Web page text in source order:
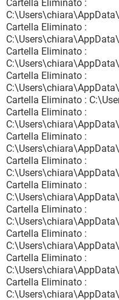
Cartella Eliminato :
Cartella Eliminato :
Cartella Eliminato :
Cartella Eliminato :
Cartella Eliminato :
Cartella Eliminato :
Cartella Eliminato :
Cartella Eliminato :
Cartella Eliminato :
Cartella Eliminato :
Cartella Eliminato :
Cartella Eliminato :
Cartella Eliminato :